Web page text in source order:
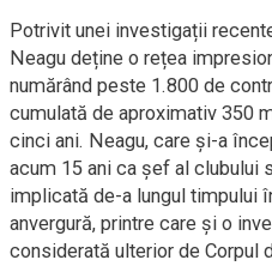
Potrivit unei investigații
Neagu deține o rețea
numărând peste 1.800 de
cumulată de aproximativ 350
cinci ani. Neagu, care și-a
acum 15 ani ca șef al clubului
implicată de-a lungul timpului
anvergură, printre care și o
considerată ulterior de Corpul